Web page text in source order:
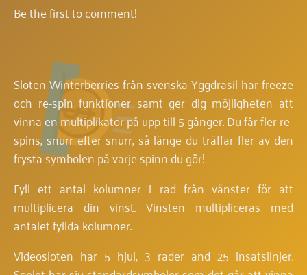
Be the first to comment!
Sloten Winterberries från svenska Yggdrasil har freeze
och re-spin funktioner samt ger dig möjligheten att
vinna en multiplikator på upp till 5 gånger. Du får fler re-
spins, snurr efter snurr, så länge du träffar fler av den
frysta symbolen på varje spinn du gör!
Fyll ett antal kolumner i rad från vänster för att
multiplicera din vinst. Vinsten multipliceras med
antalet fyllda kolumner.
Videosloten har 5 hjul, 3 rader and 25 insatslinjer.